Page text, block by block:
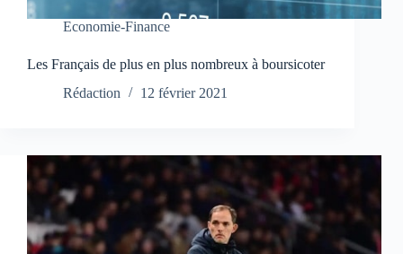
Economie-Finance
Les Français de plus en plus nombreux à boursicoter
Rédaction
12 février 2021